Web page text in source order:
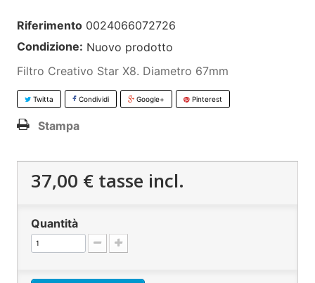
Riferimento 0024066072726
Condizione: Nuovo prodotto
Filtro Creativo Star X8. Diametro 67mm
Twitta Condividi Google+ Pinterest
Stampa
37,00 €tasse incl.
Quantità